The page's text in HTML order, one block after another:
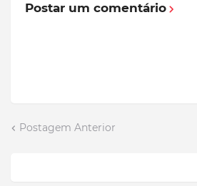
Postar um comentário
Postagem Anterior